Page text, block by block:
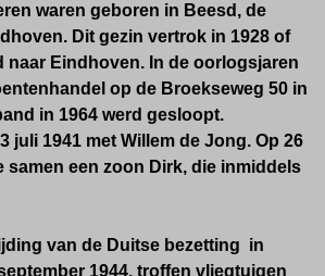
waren geboren in Beesd, de
Dit gezin vertrok in 1928 of
naar Eindhoven. In de oorlogsjaren
op de Broekseweg 50 in
in 1964 werd gesloopt.
juli 1941 met Willem de Jong. Op 26
samen een zoon Dirk, die inmiddels
van de Duitse bezetting in
1944, troffen vliegtuigen